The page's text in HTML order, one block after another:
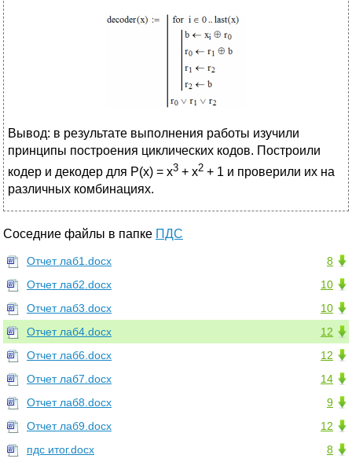
Вывод: в результате выполнения работы изучили
принципы построения циклических кодов. Построили
кодер и декодер для P(x) = x3 + x2 + 1 и проверили их на
различных комбинациях.
Соседние файлы в папке ПДС
8
Отчет лаб1.docx
10
Отчет лаб2.docx
10
Отчет лаб3.docx
12
Отчет лаб4.docx
12
Отчет лаб6.docx
14
Отчет лаб7.docx
9
Отчет лаб8.docx
12
Отчет лаб9.docx
8
пдс итог.docx